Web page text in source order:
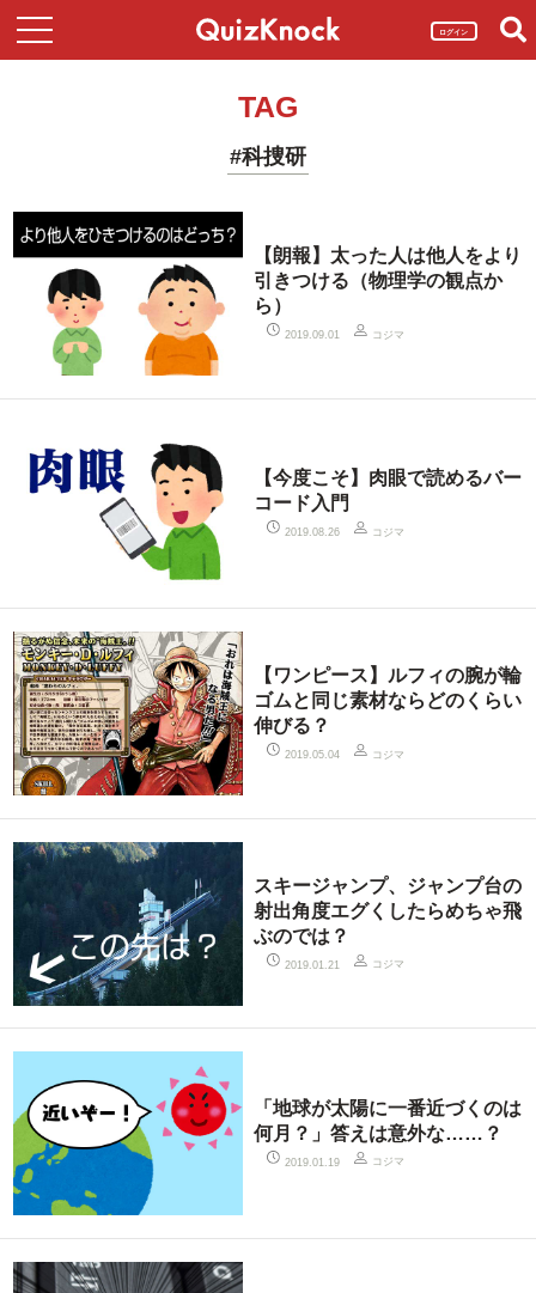
ログイン
TAG
#科捜研
【朗報】太った人は他人をより
引きつける（物理学の観点か
ら）
2019.09.01 コジマ
【今度こそ】肉眼で読めるバー
コード入門
2019.08.26 コジマ
【ワンピース】ルフィの腕が輪
ゴムと同じ素材ならどのくらい
伸びる？
2019.05.04 コジマ
スキージャンプ、ジャンプ台の
射出角度エグくしたらめちゃ飛
ぶのでは？
2019.01.21 コジマ
「地球が太陽に一番近づくのは
何月？」答えは意外な……？
2019.01.19 コジマ